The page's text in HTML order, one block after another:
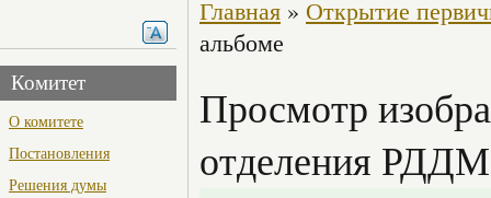
Комитет
О комитете
Постановления
Решения думы
Главная » Открытие
альбоме
Просмотр
отделения РДДМ